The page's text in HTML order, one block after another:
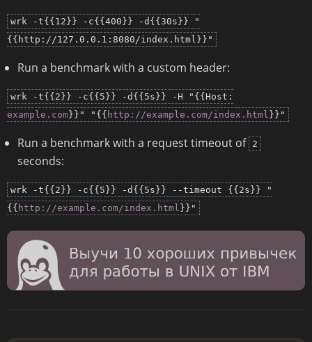
wrk -t{{12}} -c{{400}} -d{{30s}} "
{{http://127.0.0.1:8080/index.html}}"
Run a benchmark with a custom header:
wrk -t{{2}} -c{{5}} -d{{5s}} -H "{{Host:
example.com }}" "{{ http://example.com/index.html }}"
Run a benchmark with a request timeout of 2
seconds:
wrk -t{{2}} -c{{5}} -d{{5s}} --timeout {{2s}} "
{{ http://example.com/index.html }}"